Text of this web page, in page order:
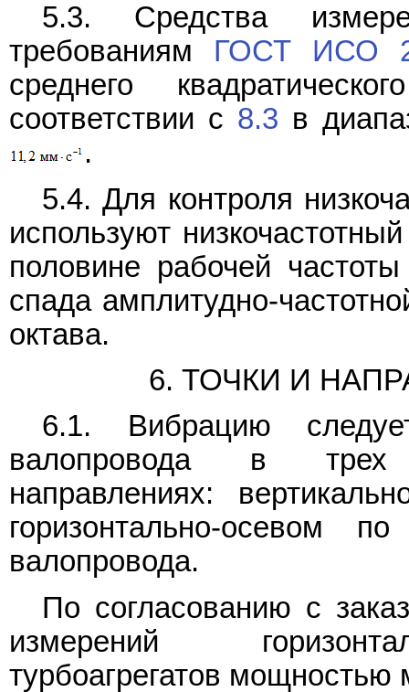
5.3. Средства
требованиям ГОСТ ИСО
среднего
соответствии с 8.3 в
.
5.4. Для контроля
используют
половине рабочей
спада амплитудно-
октава.
6. ТОЧКИ И
6.1. Вибрацию
валопровода в трех
направлениях:
горизонтально-осевом
валопровода.
По согласованию с
измерений
турбоагрегатов